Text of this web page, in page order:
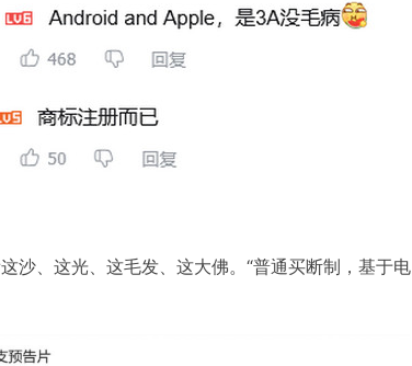
沙、这光、这毛发、这大佛。“普通买断制，基于电